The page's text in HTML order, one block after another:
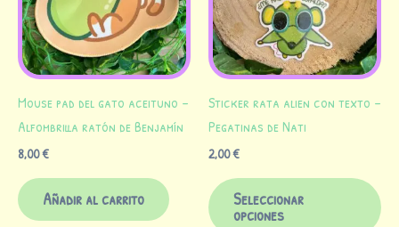
Mouse pad del gato aceituno –
Alfombrilla ratón de Benjamín
8,00€
Añadir al carrito
Sticker rata alien con texto –
Pegatinas de Nati
2,00€
Seleccionar
opciones